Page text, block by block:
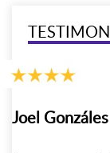
Joel Gonzáles